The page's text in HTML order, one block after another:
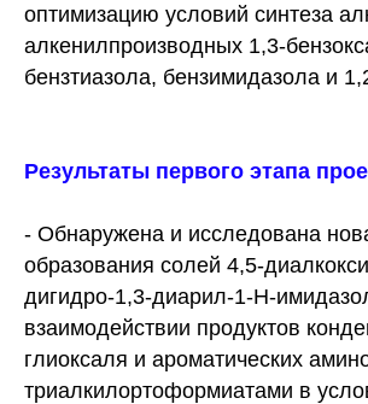
оптимизацию условий синтеза
алкенилпроизводных 1,3-
бензтиазола, бензимидазола и
Результаты первого этапа
- Обнаружена и исследована
образования солей 4,5-
дигидро-1,3-диарил-1-Н-
взаимодействии продуктов
глиоксаля и ароматических
триалкилортоформиатами в